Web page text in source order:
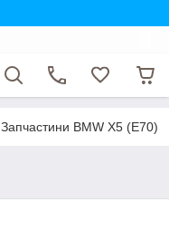
Запчастини BMW X5 (E70)